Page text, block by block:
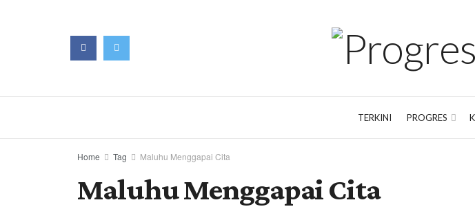
TERKINI PROGRES
Home Tag Maluhu Menggapai Cita
Maluhu Menggapai Cita